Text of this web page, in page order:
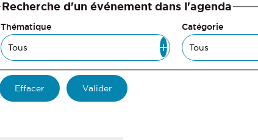
Recherche d'un événement dans l'agenda
Thématique Catégorie